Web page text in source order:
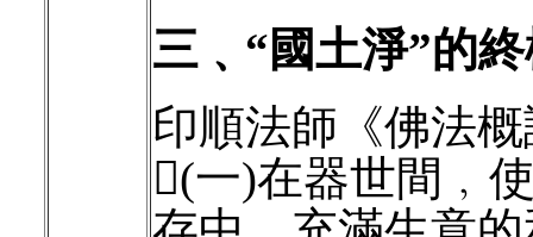
三﹑“國土淨”的
印順法師《佛法
(一)在器世間﹐